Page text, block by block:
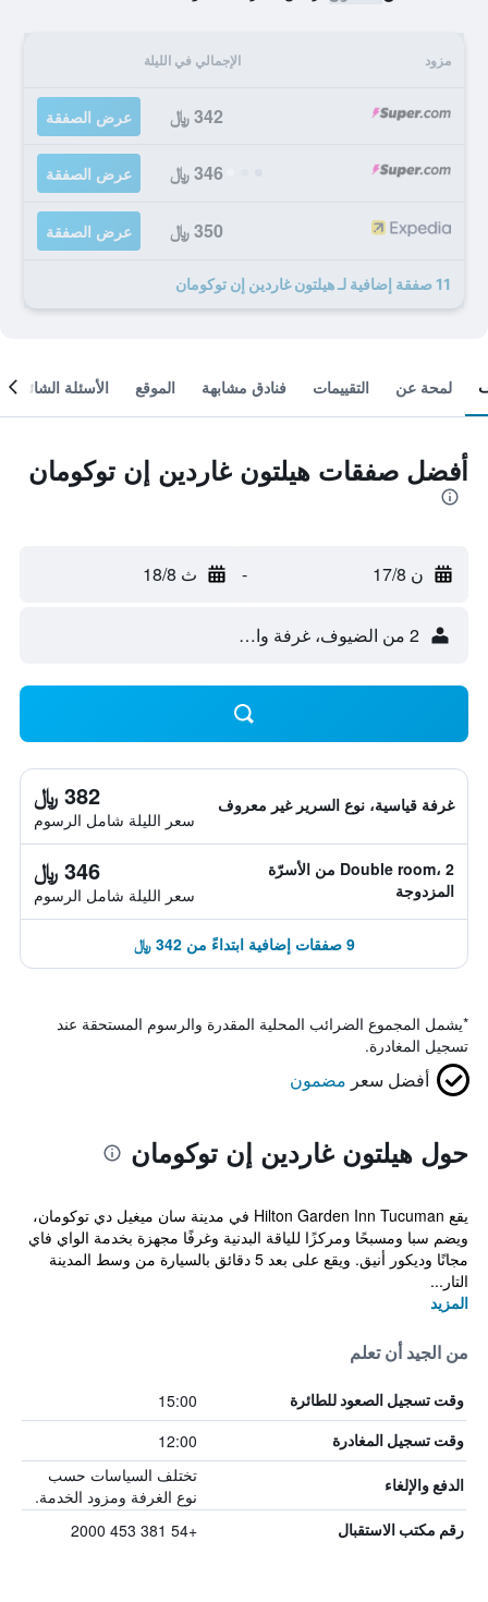
مزود الإجمالي في الليلة
342 ﷼ عرض الصفقة
346 ﷼ عرض الصفقة
350 ﷼ عرض الصفقة
11 صفقة إضافية لـ هيلتون غاردين إن توكومان
لمحة عن التقييمات فنادق مشابهة الموقع الأسئلة الشائعة
أفضل صفقات هيلتون غاردين إن توكومان
ن 17/8 - ث 18/8
2 من الضيوف، غرفة واحدة
غرفة قياسية، نوع السرير غير معروف 382 ﷼
سعر الليلة شامل الرسوم
Double room، 2 من الأسرّة
المزدوجة
346 ﷼
سعر الليلة شامل الرسوم
9 صفقات إضافية ابتداءً من 342 ﷼
*يشمل المجموع الضرائب المحلية المقدرة والرسوم المستحقة عند
تسجيل المغادرة.
أفضل سعر مضمون
حول هيلتون غاردين إن توكومان
يقع Hilton Garden Inn Tucuman في مدينة سان ميغيل دي توكومان،
ويضم سبا ومسبحًا ومركزًا للياقة البدنية وغرفًا مجهزة بخدمة الواي فاي
مجانًا وديكور أنيق. ويقع على بعد 5 دقائق بالسيارة من وسط المدينة
التار...
المزيد
من الجيد أن تعلم
وقت تسجيل الصعود للطائرة 15:00
وقت تسجيل المغادرة 12:00
الدفع والإلغاء
تختلف السياسات حسب
نوع الغرفة ومزود الخدمة.
رقم مكتب الاستقبال +54 381 453 2000